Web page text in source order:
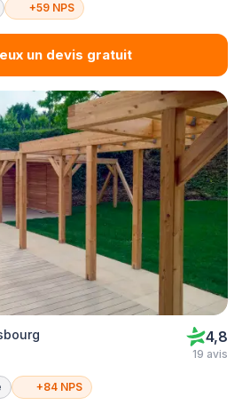
+59 NPS
un devis gratuit
4,8
19 avis
+84 NPS